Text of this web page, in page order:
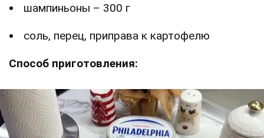
шампиньоны – 300 г
соль, перец, приправа к картофелю
Способ приготовления: